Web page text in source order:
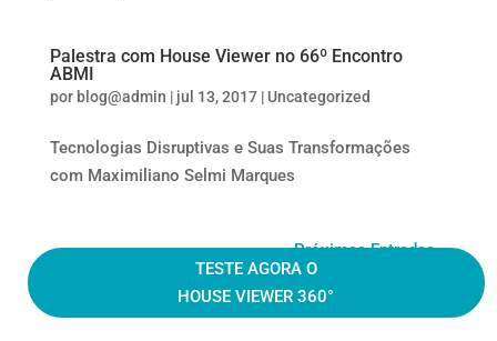
Palestra com House Viewer no 66º Encontro
ABMI
por blog@admin | jul 13, 2017| Uncategorized
Tecnologias Disruptivas e Suas Transformações
com Maximiliano Selmi Marques
Próximas Entradas »
TESTE AGORA O
HOUSE VIEWER 360°